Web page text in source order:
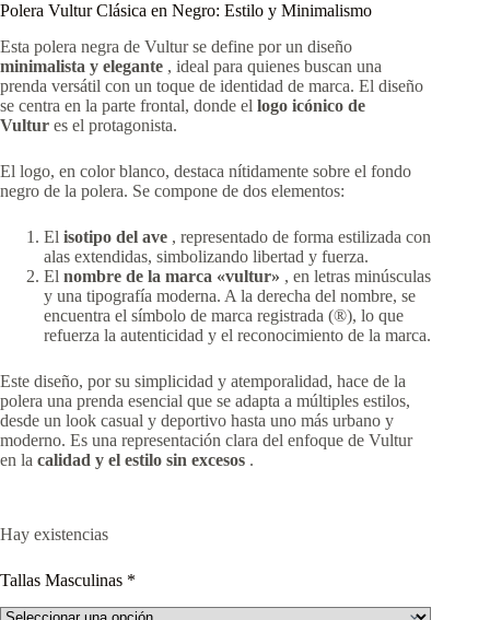
Polera Vultur Clásica en Negro: Estilo y Minimalismo
Esta polera negra de Vultur se define por un diseño
minimalista y elegante , ideal para quienes buscan una
prenda versátil con un toque de identidad de marca. El diseño
se centra en la parte frontal, donde el logo icónico de
Vultur es el protagonista.
El logo, en color blanco, destaca nítidamente sobre el fondo
negro de la polera. Se compone de dos elementos:
El isotipo del ave , representado de forma estilizada con
alas extendidas, simbolizando libertad y fuerza.
El nombre de la marca «vultur» , en letras minúsculas
y una tipografía moderna. A la derecha del nombre, se
encuentra el símbolo de marca registrada (®), lo que
refuerza la autenticidad y el reconocimiento de la marca.
Este diseño, por su simplicidad y atemporalidad, hace de la
polera una prenda esencial que se adapta a múltiples estilos,
desde un look casual y deportivo hasta uno más urbano y
moderno. Es una representación clara del enfoque de Vultur
en la calidad y el estilo sin excesos .
Hay existencias
Tallas Masculinas *